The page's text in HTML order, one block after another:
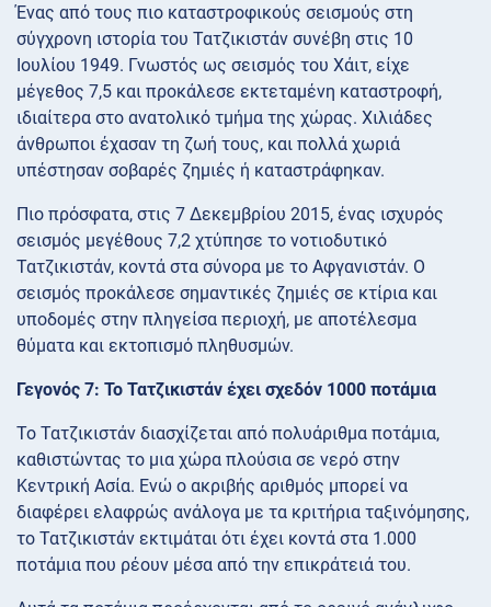
Ένας από τους πιο καταστροφικούς σεισμούς στη
σύγχρονη ιστορία του Τατζικιστάν συνέβη στις 10
Ιουλίου 1949. Γνωστός ως σεισμός του Χάιτ, είχε
μέγεθος 7,5 και προκάλεσε εκτεταμένη καταστροφή,
ιδιαίτερα στο ανατολικό τμήμα της χώρας. Χιλιάδες
άνθρωποι έχασαν τη ζωή τους, και πολλά χωριά
υπέστησαν σοβαρές ζημιές ή καταστράφηκαν.
Πιο πρόσφατα, στις 7 Δεκεμβρίου 2015, ένας ισχυρός
σεισμός μεγέθους 7,2 χτύπησε το νοτιοδυτικό
Τατζικιστάν, κοντά στα σύνορα με το Αφγανιστάν. Ο
σεισμός προκάλεσε σημαντικές ζημιές σε κτίρια και
υποδομές στην πληγείσα περιοχή, με αποτέλεσμα
θύματα και εκτοπισμό πληθυσμών.
Γεγονός 7: Το Τατζικιστάν έχει σχεδόν 1000 ποτάμια
Το Τατζικιστάν διασχίζεται από πολυάριθμα ποτάμια,
καθιστώντας το μια χώρα πλούσια σε νερό στην
Κεντρική Ασία. Ενώ ο ακριβής αριθμός μπορεί να
διαφέρει ελαφρώς ανάλογα με τα κριτήρια ταξινόμησης,
το Τατζικιστάν εκτιμάται ότι έχει κοντά στα 1.000
ποτάμια που ρέουν μέσα από την επικράτειά του.